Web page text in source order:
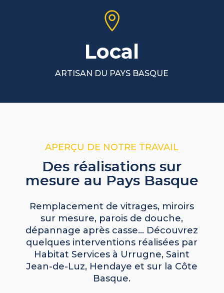

Local
ARTISAN DU PAYS BASQUE
APERÇU DE NOTRE TRAVAIL
Des réalisations sur
mesure au Pays Basque
Remplacement de vitrages, miroirs
sur mesure, parois de douche,
dépannage après casse… Découvrez
quelques interventions réalisées par
Habitat Services à Urrugne, Saint
Jean-de-Luz, Hendaye et sur la Côte
Basque.